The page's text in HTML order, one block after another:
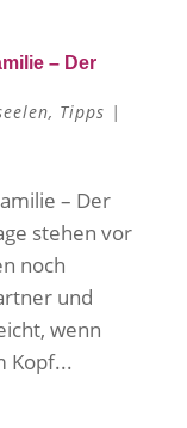
– Der
, Tipps |
– Der
stehen vor
noch
und
wenn
Kopf...